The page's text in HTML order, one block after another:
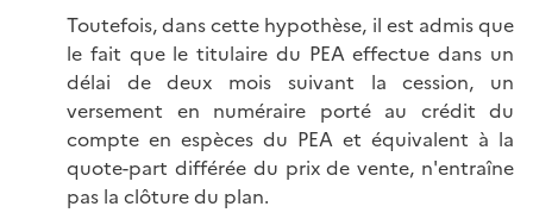
Toutefois, dans cette hypothèse, il est admis que
le fait que le titulaire du PEA effectue dans un
délai de deux mois suivant la cession, un
versement en numéraire porté au crédit du
compte en espèces du PEA et équivalent à la
quote-part différée du prix de vente, n'entraîne
pas la clôture du plan.